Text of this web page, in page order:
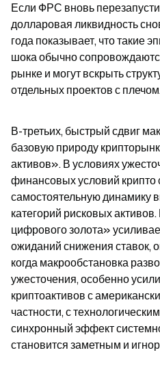
Если ФРС вновь
долларовая ликвидность
года показывает, что такие
шока обычно
рынке и могут вскрыть
отдельных проектов с
В-третьих, быстрый сдвиг
базовую природу
активов». В условиях
финансовых условий крипто
самостоятельную динамику
категорий рисковых
цифрового золота»
ожиданий снижения ставок,
когда макрообстановка
ужесточения, особенно
криптоактивов с
частности, с
синхронный эффект
становится заметным и